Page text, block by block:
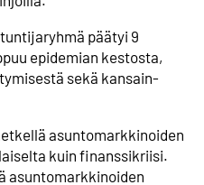
päätyi 9
epidemian kestosta,
sekä kansain­
asunto­markkinoiden
kuin finanssikriisi.
asunto­markkinoiden